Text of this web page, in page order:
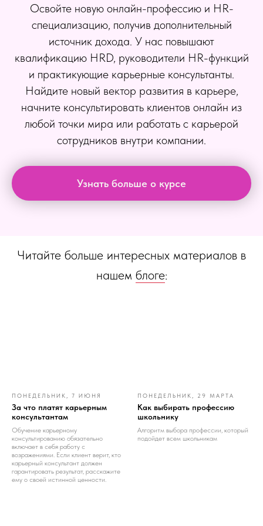
Освойте новую онлайн-профессию и HR-
специализацию, получив дополнительный
источник дохода. У нас повышают
квалификацию HRD, руководители HR-функций
и практикующие карьерные консультанты.
Найдите новый вектор развития в карьере,
начните консультировать клиентов онлайн из
любой точки мира или работать с карьерой
сотрудников внутри компании.
Узнать больше о курсе
Читайте больше интересных материалов в
нашем блоге:
ПОНЕДЕЛЬНИК, 7 ИЮНЯ
За что платят карьерным
консультантам
Обучение карьерному
консультированию обязательно
включает в себя работу с
возражениями. Если клиент верит, кто
карьерный консультант должен
гарантировать результат, расскажите
ему о своей истинной ценности.
ПОНЕДЕЛЬНИК, 29 МАРТА
Как выбирать профессию
школьнику
Алгоритм выбора профессии, который
подойдет всем школьникам